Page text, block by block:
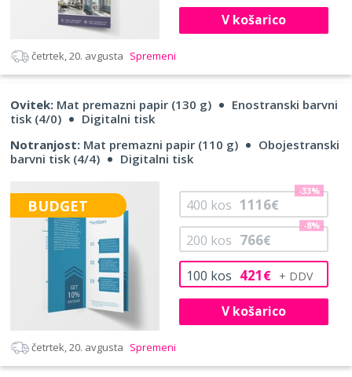
V košarico
četrtek, 20. avgusta Spremeni
Ovitek: Mat premazni papir (130 g)
Enostranski barvni
tisk (4/0)
Digitalni tisk
Notranjost: Mat premazni papir (110 g)
Obojestranski
barvni tisk (4/4)
Digitalni tisk
BUDGET
100 kos 421€
200 kos 766€
-8%
400 kos 1116€
-33%
V košarico
četrtek, 20. avgusta Spremeni